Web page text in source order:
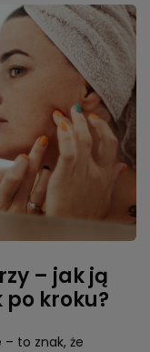
– jak ją
kroku?
to znak, że